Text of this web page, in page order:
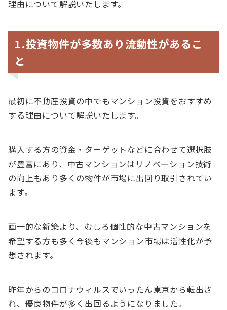
理由について解説いたします。
1.投資物件が多数あり流動性があるこ
と
最初に不動産投資の中でもマンション投資をおすすめ
する理由について解説いたします。
購入する方の資金・ターゲットなどに合わせて選択肢
が豊富にあり、中古マンションはリノベーション技術
の向上もあり多くの物件が市場に出回り取引されてい
ます。
画一的な新築より、むしろ個性的な中古マンションを
希望する方も多く今後もマンション市場は活性化が予
想されます。
昨年からのコロナウィルスでいったん東京から転出さ
れ、優良物件が多く出回るようになりました。